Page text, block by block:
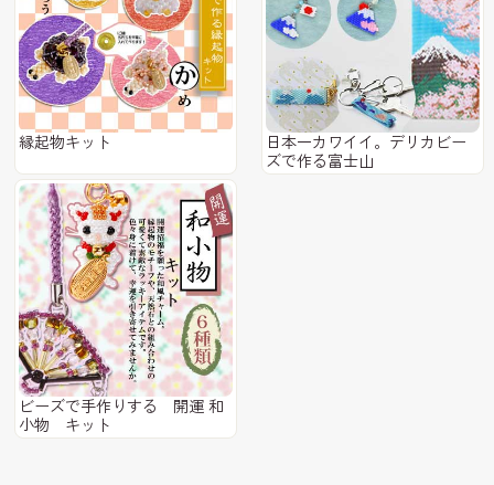
縁起物キット
日本一カワイイ。デリカビー
ズで作る富士山
ビーズで手作りする 開運 和
小物 キット